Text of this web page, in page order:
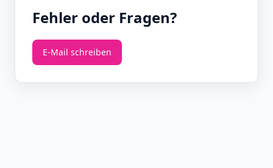
Fehler oder Fragen?
E‑Mail schreiben